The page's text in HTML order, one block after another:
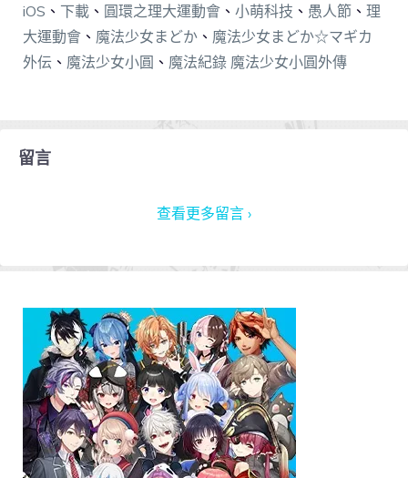
iOS 、 下載 、 圓環之理大運動會 、 小萌科技 、 愚人節 、 理
大運動會 、 魔法少女まどか 、 魔法少女まどか☆マギカ
外伝 、 魔法少女小圓 、 魔法紀錄 魔法少女小圓外傳
留言
查看更多留言 ›